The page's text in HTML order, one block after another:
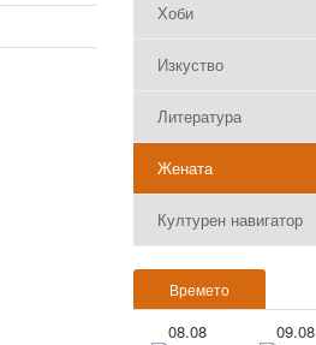
Хоби
Изкуство
Литература
Жената
Културен навигатор
Времето
08.08 09.08